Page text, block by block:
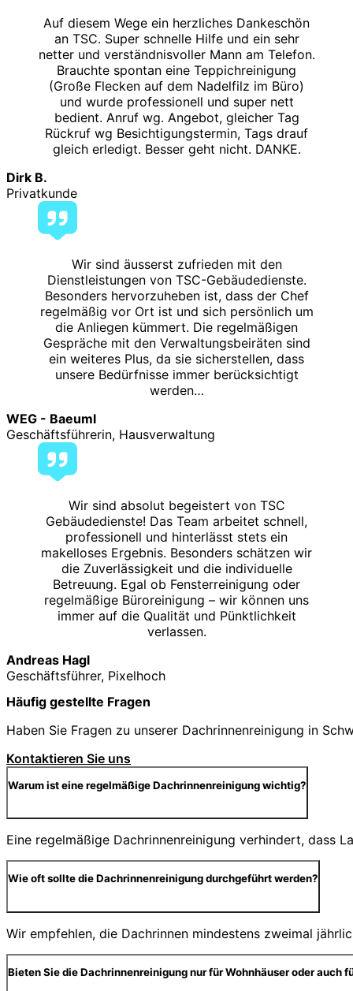
Auf diesem Wege ein herzliches Dankeschön
an TSC. Super schnelle Hilfe und ein sehr
netter und verständnisvoller Mann am Telefon.
Brauchte spontan eine Teppichreinigung
(Große Flecken auf dem Nadelfilz im Büro)
und wurde professionell und super nett
bedient. Anruf wg. Angebot, gleicher Tag
Rückruf wg Besichtigungstermin, Tags drauf
gleich erledigt. Besser geht nicht. DANKE.
Dirk B.
Privatkunde
Wir sind äusserst zufrieden mit den
Dienstleistungen von TSC-Gebäudedienste.
Besonders hervorzuheben ist, dass der Chef
regelmäßig vor Ort ist und sich persönlich um
die Anliegen kümmert. Die regelmäßigen
Gespräche mit den Verwaltungsbeiräten sind
ein weiteres Plus, da sie sicherstellen, dass
unsere Bedürfnisse immer berücksichtigt
werden…
WEG - Baeuml
Geschäftsführerin, Hausverwaltung
Wir sind absolut begeistert von TSC
Gebäudedienste! Das Team arbeitet schnell,
professionell und hinterlässt stets ein
makelloses Ergebnis. Besonders schätzen wir
die Zuverlässigkeit und die individuelle
Betreuung. Egal ob Fensterreinigung oder
regelmäßige Büroreinigung – wir können uns
immer auf die Qualität und Pünktlichkeit
verlassen.
Andreas Hagl
Geschäftsführer, Pixelhoch
Häufig gestellte Fragen
Haben Sie Fragen zu unserer Dachrinnenreinigung in
Kontaktieren Sie uns
Warum ist eine regelmäßige Dachrinnenreinigung wichtig?
Eine regelmäßige Dachrinnenreinigung verhindert, dass
Wie oft sollte die Dachrinnenreinigung durchgeführt werden?
Wir empfehlen, die Dachrinnen mindestens zweimal
Bieten Sie die Dachrinnenreinigung nur für Wohnhäuser oder auch